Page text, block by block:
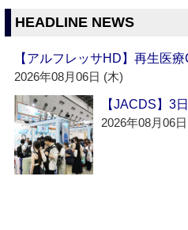
HEADLINE NEWS
【アルフレッサHD】再生医
2026年08月06日 (木)
【JACDS】3
2026年08月06